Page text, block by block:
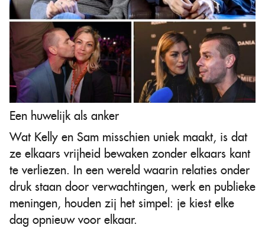
Een huwelijk als anker
Wat Kelly en Sam misschien uniek maakt, is dat
ze elkaars vrijheid bewaken zonder elkaars kant
te verliezen. In een wereld waarin relaties onder
druk staan door verwachtingen, werk en publieke
meningen, houden zij het simpel: je kiest elke
dag opnieuw voor elkaar.